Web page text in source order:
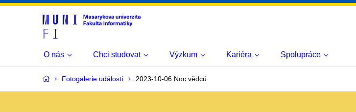
O nás Chci studovat Výzkum Kariéra Spolupráce
Fotogalerie událostí 2023-10-06 Noc vědců